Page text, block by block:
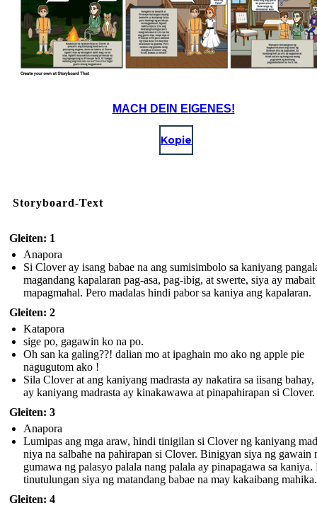
MACH DEIN EIGENES!
Kopie
Storyboard-Text
Gleiten: 1
Anapora
Si Clover ay isang babae na ang sumisimbolo sa kaniyang
magandang kapalaran pag-asa, pag-ibig, at swerte, siya ay mabait
mapagmahal. Pero madalas hindi pabor sa kaniya ang kapalaran.
Gleiten: 2
Katapora
sige po, gagawin ko na po.
Oh san ka galing??! dalian mo at ipaghain mo ako ng apple pie
nagugutom ako !
Sila Clover at ang kaniyang madrasta ay nakatira sa iisang
ay kaniyang madrasta ay kinakawawa at pinapahirapan si Clover.
Gleiten: 3
Anapora
Lumipas ang mga araw, hindi tinigilan si Clover ng kaniyang
niya na salbahe na pahirapan si Clover. Binigyan siya ng gawain
gumawa ng palasyo palala nang palala ay pinapagawa sa kaniya.
tinutulungan siya ng matandang babae na may kakaibang mahika.
Gleiten: 4